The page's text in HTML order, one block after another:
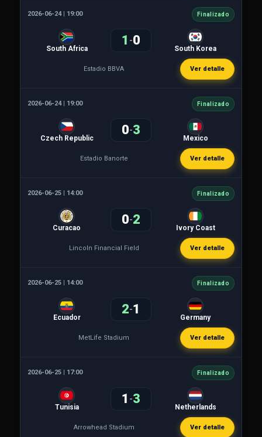
2026-06-24 | 19:00 Finalizado
South Africa
1 -0
South Korea
Estadio BBVA Ver detalle
2026-06-24 | 19:00 Finalizado
Czech Republic
0-3
Mexico
Estadio Banorte Ver detalle
2026-06-25 | 14:00 Finalizado
Curacao
0-2
Ivory Coast
Lincoln Financial Field Ver detalle
2026-06-25 | 14:00 Finalizado
Ecuador
2-1
Germany
MetLife Stadium Ver detalle
2026-06-25 | 17:00 Finalizado
Tunisia
1 -3
Netherlands
Arrowhead Stadium Ver detalle